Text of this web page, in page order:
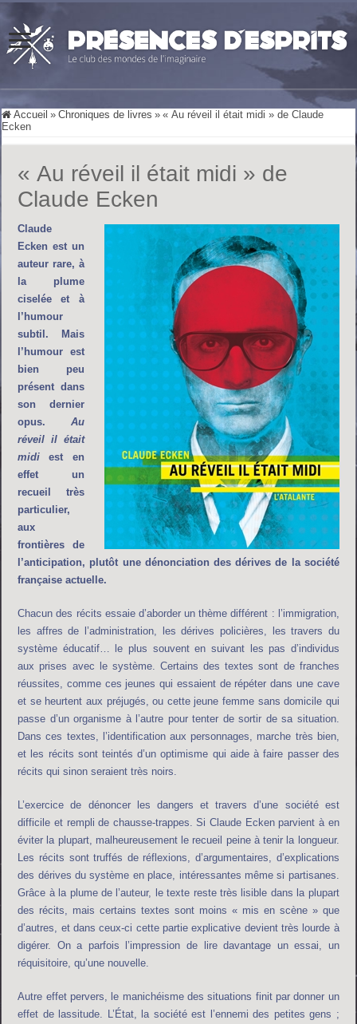
Accueil » Chroniques de livres » « Au réveil il était midi » de Claude
Ecken
« Au réveil il était midi » de
Claude Ecken
Claude
Ecken est un
auteur rare, à
la plume
ciselée et à
l’humour
subtil. Mais
l’humour est
bien peu
présent dans
son dernier
opus. Au
réveil il était
midi est en
effet un
recueil très
particulier,
aux
frontières de
l’anticipation, plutôt une dénonciation des dérives de la société
française actuelle.
Chacun des récits essaie d’aborder un thème différent : l’immigration,
les affres de l’administration, les dérives policières, les travers du
système éducatif… le plus souvent en suivant les pas d’individus
aux prises avec le système. Certains des textes sont de franches
réussites, comme ces jeunes qui essaient de répéter dans une cave
et se heurtent aux préjugés, ou cette jeune femme sans domicile qui
passe d’un organisme à l’autre pour tenter de sortir de sa situation.
Dans ces textes, l’identification aux personnages, marche très bien,
et les récits sont teintés d’un optimisme qui aide à faire passer des
récits qui sinon seraient très noirs.
L’exercice de dénoncer les dangers et travers d’une société est
difficile et rempli de chausse-trappes. Si Claude Ecken parvient à en
éviter la plupart, malheureusement le recueil peine à tenir la longueur.
Les récits sont truffés de réflexions, d’argumentaires, d’explications
des dérives du système en place, intéressantes même si partisanes.
Grâce à la plume de l’auteur, le texte reste très lisible dans la plupart
des récits, mais certains textes sont moins « mis en scène » que
d’autres, et dans ceux-ci cette partie explicative devient très lourde à
digérer. On a parfois l’impression de lire davantage un essai, un
réquisitoire, qu’une nouvelle.
Autre effet pervers, le manichéisme des situations finit par donner un
effet de lassitude. L’État, la société est l’ennemi des petites gens ;